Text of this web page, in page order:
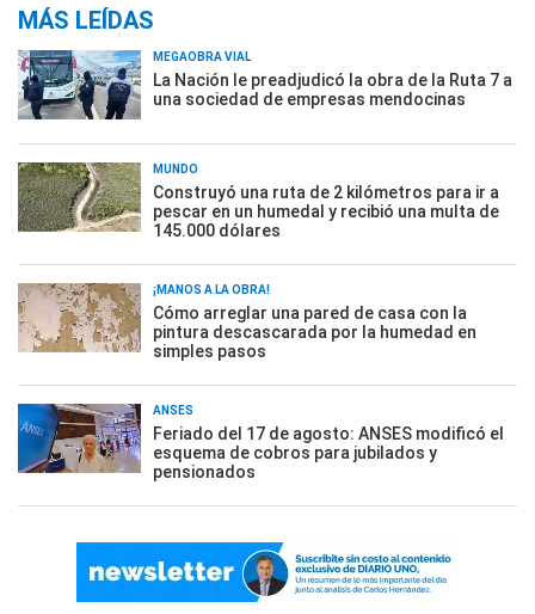
MÁS LEÍDAS
MEGAOBRA VIAL
La Nación le preadjudicó la obra de la Ruta 7 a
una sociedad de empresas mendocinas
MUNDO
Construyó una ruta de 2 kilómetros para ir a
pescar en un humedal y recibió una multa de
145.000 dólares
¡MANOS A LA OBRA!
Cómo arreglar una pared de casa con la
pintura descascarada por la humedad en
simples pasos
ANSES
Feriado del 17 de agosto: ANSES modificó el
esquema de cobros para jubilados y
pensionados